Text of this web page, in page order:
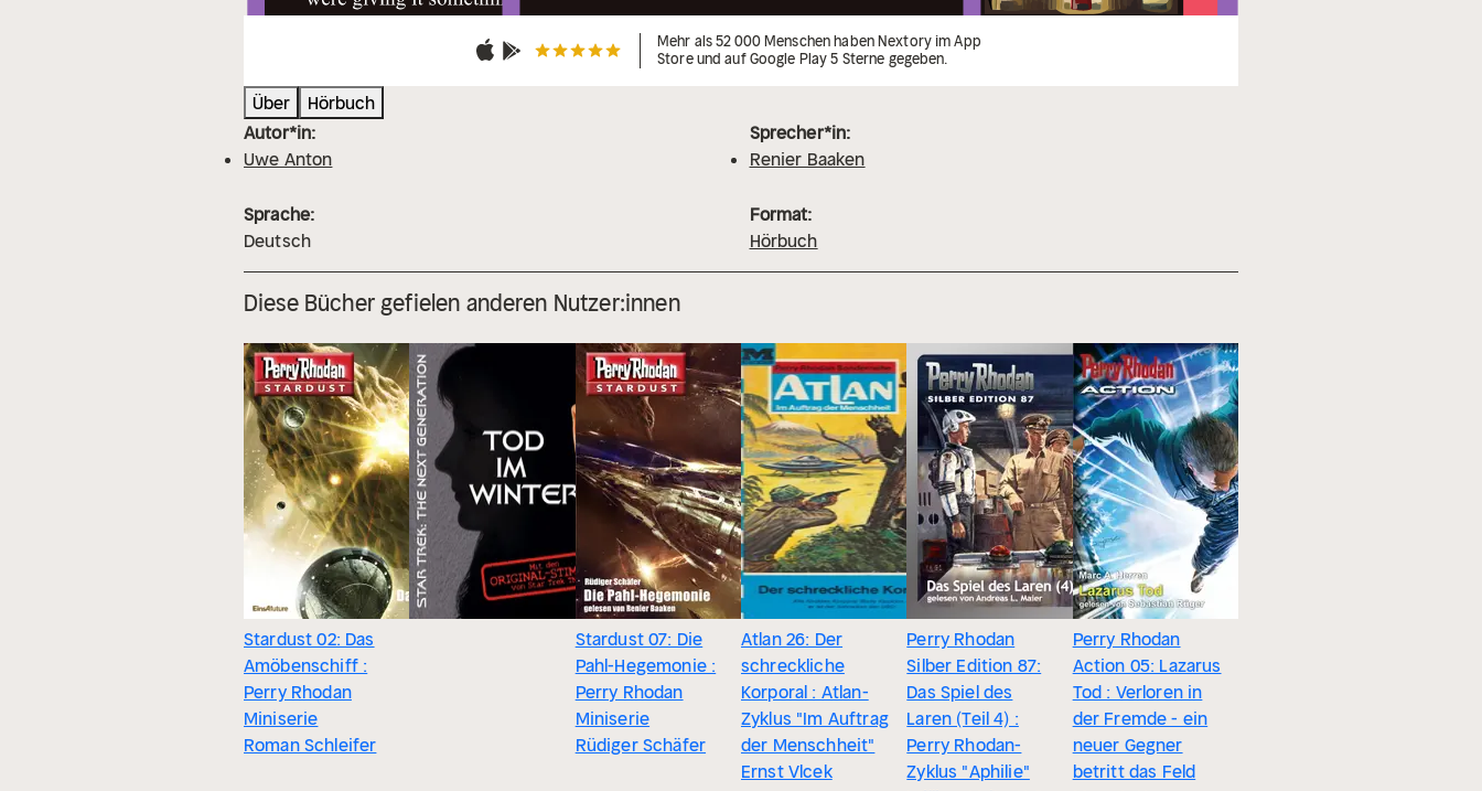
Mehr als 52 000 Menschen haben Nextory im App
Store und auf Google Play 5 Sterne gegeben.
Über
Hörbuch
Autor*in:
Uwe Anton
Sprecher*in:
Renier Baaken
Sprache:
Deutsch
Format:
Hörbuch
Diese Bücher gefielen anderen Nutzer:innen
Stardust 02: Das
Amöbenschiff :
Perry Rhodan
Miniserie
Roman Schleifer
Stardust 07: Die
Pahl-Hegemonie :
Perry Rhodan
Miniserie
Rüdiger Schäfer
Atlan 26: Der
schreckliche
Korporal : Atlan-
Zyklus "Im Auftrag
der Menschheit"
Ernst Vlcek
Perry Rhodan
Silber Edition 87:
Das Spiel des
Laren (Teil 4) :
Perry Rhodan-
Zyklus "Aphilie"
Perry Rhodan
Action 05: Lazarus
Tod : Verloren in
der Fremde - ein
neuer Gegner
betritt das Feld